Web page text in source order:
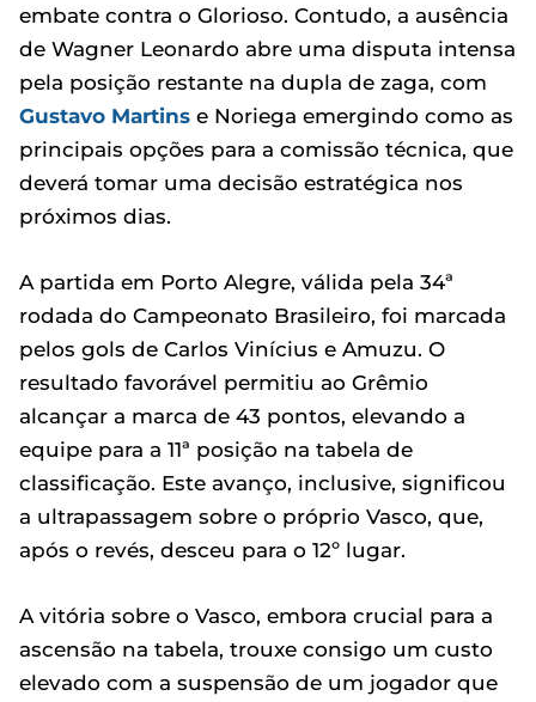
embate contra o Glorioso. Contudo, a ausência
de Wagner Leonardo abre uma disputa intensa
pela posição restante na dupla de zaga, com
Gustavo Martins e Noriega emergindo como as
principais opções para a comissão técnica, que
deverá tomar uma decisão estratégica nos
próximos dias.
A partida em Porto Alegre, válida pela 34ª
rodada do Campeonato Brasileiro, foi marcada
pelos gols de Carlos Vinícius e Amuzu. O
resultado favorável permitiu ao Grêmio
alcançar a marca de 43 pontos, elevando a
equipe para a 11ª posição na tabela de
classificação. Este avanço, inclusive, significou
a ultrapassagem sobre o próprio Vasco, que,
após o revés, desceu para o 12º lugar.
A vitória sobre o Vasco, embora crucial para a
ascensão na tabela, trouxe consigo um custo
elevado com a suspensão de um jogador que